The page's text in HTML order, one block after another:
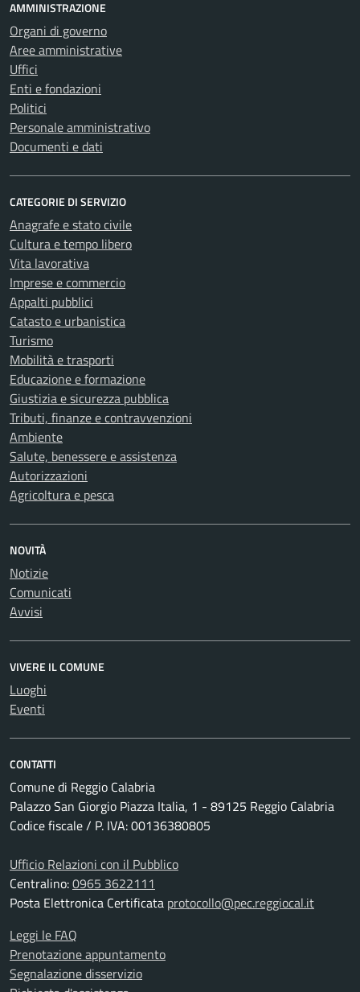
AMMINISTRAZIONE
Organi di governo
Aree amministrative
Uffici
Enti e fondazioni
Politici
Personale amministrativo
Documenti e dati
CATEGORIE DI SERVIZIO
Anagrafe e stato civile
Cultura e tempo libero
Vita lavorativa
Imprese e commercio
Appalti pubblici
Catasto e urbanistica
Turismo
Mobilità e trasporti
Educazione e formazione
Giustizia e sicurezza pubblica
Tributi, finanze e contravvenzioni
Ambiente
Salute, benessere e assistenza
Autorizzazioni
Agricoltura e pesca
NOVITÀ
Notizie
Comunicati
Avvisi
VIVERE IL COMUNE
Luoghi
Eventi
CONTATTI
Comune di Reggio Calabria
Palazzo San Giorgio Piazza Italia, 1 - 89125 Reggio Calabria
Codice fiscale / P. IVA: 00136380805
Ufficio Relazioni con il Pubblico
Centralino:0965 3622111
Posta Elettronica Certificata protocollo@pec.reggiocal.it
Leggi le FAQ
Prenotazione appuntamento
Segnalazione disservizio